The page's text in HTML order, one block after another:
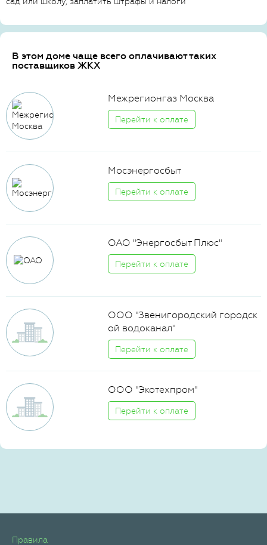
В этом доме чаще всего оплачивают таких
поставщиков ЖКХ
Межрегионгаз Москва
Перейти к оплате
Мосэнергосбыт
Перейти к оплате
ОАО "Энергосбыт Плюс"
Перейти к оплате
ООО "Звенигородский городск
ой водоканал"
Перейти к оплате
ООО "Экотехпром"
Перейти к оплате
Правила